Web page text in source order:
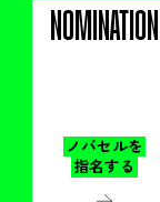
NOMINATION
ノバセルを
指名する